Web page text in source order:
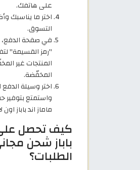
على هاتفك.
اختر ما يناسبك
التسوق.
في صفحة
المخفّضة.
اختر وسيلة
واستمتع
ماماز اند باباز اون
كيف تحصل
باباز شحن
الطلبات؟